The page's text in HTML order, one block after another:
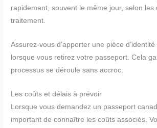
rapidement, souvent le même jour, selon les
traitement.
Assurez-vous d’apporter une pièce
lorsque vous retirez votre passeport. Cela
processus se déroule sans accroc.
Les coûts et délais à prévoir
Lorsque vous demandez un passeport
important de connaître les coûts associés.